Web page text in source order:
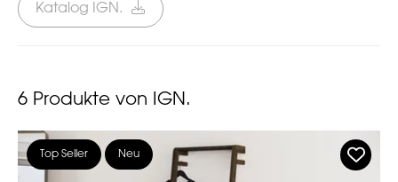
Katalog IGN.
6 Produkte von IGN.
Top Seller Neu